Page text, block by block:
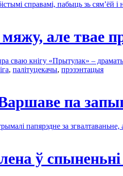
справамі, пабыць зь сям’ёй і
але твае
сваю кнігу «Прытулак» –
, палітуцекачы, прэзэнтaцыя
па
папярэдне за
ў